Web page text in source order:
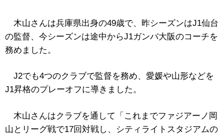
木山さんは兵庫県出身の49歳で、昨シーズンはJ1仙台
の監督、今シーズンは途中からJ1ガンバ大阪のコーチを
務めました。
J2でも4つのクラブで監督を務め、愛媛や山形などを
J1昇格のプレーオフに導きました。
木山さんはクラブを通して「これまでファジアーノ岡
山とリーグ戦で17回対戦し、シティライトスタジアムの